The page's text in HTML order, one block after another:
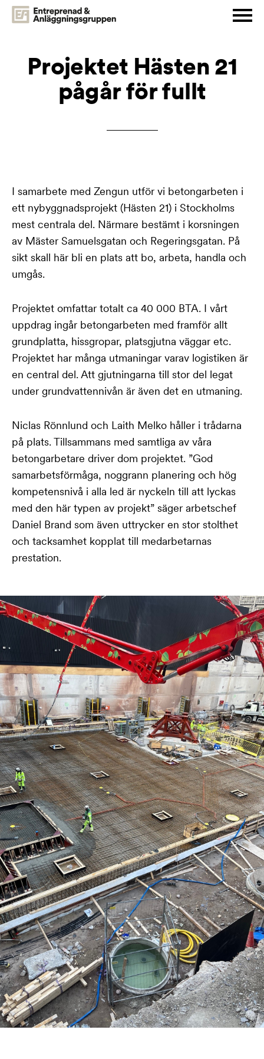
Projektet Hästen 21
pågår för fullt
I samarbete med Zengun utför vi betongarbeten i
ett nybyggnadsprojekt (Hästen 21) i Stockholms
mest centrala del. Närmare bestämt i korsningen
av Mäster Samuelsgatan och Regeringsgatan. På
sikt skall här bli en plats att bo, arbeta, handla och
umgås.
Projektet omfattar totalt ca 40 000 BTA. I vårt
uppdrag ingår betongarbeten med framför allt
grundplatta, hissgropar, platsgjutna väggar etc.
Projektet har många utmaningar varav logistiken är
en central del. Att gjutningarna till stor del legat
under grundvattennivån är även det en utmaning.
Niclas Rönnlund och Laith Melko håller i trådarna
på plats. Tillsammans med samtliga av våra
betongarbetare driver dom projektet. ”God
samarbetsförmåga, noggrann planering och hög
kompetensnivå i alla led är nyckeln till att lyckas
med den här typen av projekt” säger arbetschef
Daniel Brand som även uttrycker en stor stolthet
och tacksamhet kopplat till medarbetarnas
prestation.